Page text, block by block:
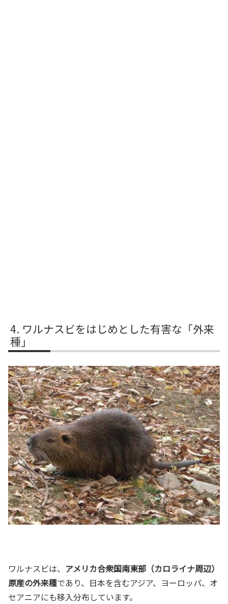
ワルナスビをはじめとした有害な「外来
種」
ワルナスビは、 アメリカ合衆国南東部（カロライナ周辺）
原産の外来種であり、日本を含むアジア、ヨーロッパ、オ
セアニアにも移入分布しています。